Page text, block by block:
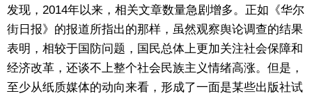
发现，2014年以来，相关文章数量急剧增多。正如《华尔
街日报》的报道所指出的那样，虽然观察舆论调查的结果
表明，相较于国防问题，国民总体上更加关注社会保障和
经济改革，还谈不上整个社会民族主义情绪高涨。但是，
至少从纸质媒体的动向来看，形成了一面是某些出版社试